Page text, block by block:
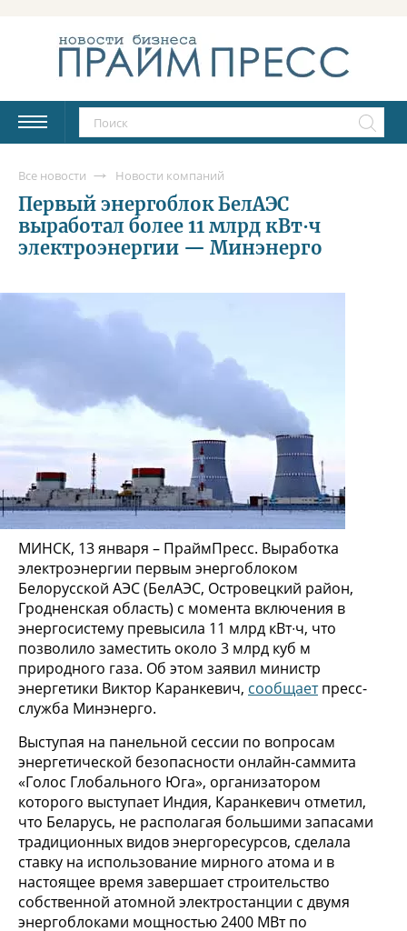
Все новости Новости компаний
Первый энергоблок БелАЭС
выработал более 11 млрд кВт∙ч
электроэнергии — Минэнерго
МИНСК, 13 января – ПраймПресс. Выработка
электроэнергии первым энергоблоком
Белорусской АЭС (БелАЭС, Островецкий район,
Гродненская область) с момента включения в
энергосистему превысила 11 млрд кВт∙ч, что
позволило заместить около 3 млрд куб м
природного газа. Об этом заявил министр
энергетики Виктор Каранкевич, сообщаетпресс-
служба Минэнерго.
Выступая на панельной сессии по вопросам
энергетической безопасности онлайн-саммита
«Голос Глобального Юга», организатором
которого выступает Индия, Каранкевич отметил,
что Беларусь, не располагая большими запасами
традиционных видов энергоресурсов, сделала
ставку на использование мирного атома и в
настоящее время завершает строительство
собственной атомной электростанции с двумя
энергоблоками мощностью 2400 МВт по